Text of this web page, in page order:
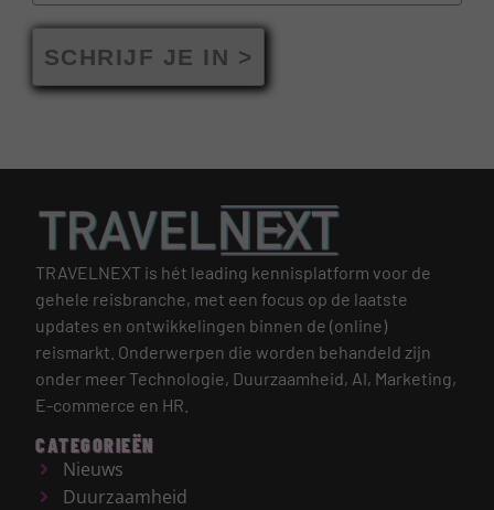
SCHRIJF JE IN >
TRAVELNEXT is hét leading kennisplatform voor de
gehele reisbranche, met een focus op de laatste
updates en ontwikkelingen binnen de (online)
reismarkt. Onderwerpen die worden behandeld zijn
onder meer Technologie, Duurzaamheid, AI, Marketing,
E-commerce en HR.
CATEGORIEËN
Nieuws
Duurzaamheid